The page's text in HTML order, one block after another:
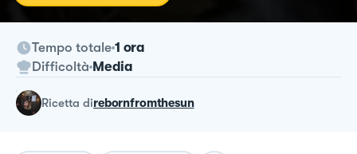
Tempo totale 1 ora
Difficoltà Media
ricetta direbornfromthesun